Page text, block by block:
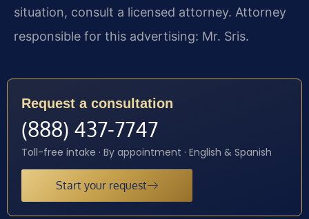
situation, consult a licensed attorney. Attorney
responsible for this advertising: Mr. Sris.
Request a consultation
(888) 437-7747
Toll-free intake · By appointment · English & Spanish
Start your request